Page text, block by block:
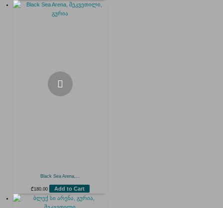
Black Sea Arena,...
₾180.00 Add to Cart